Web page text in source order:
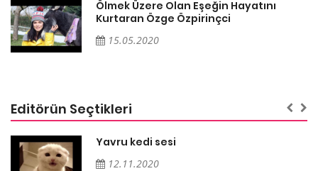
Ölmek Üzere Olan Eşeğin Hayatını
Kurtaran Özge Özpirinçci
15.05.2020
Editörün Seçtikleri
Yavru kedi sesi
12.11.2020